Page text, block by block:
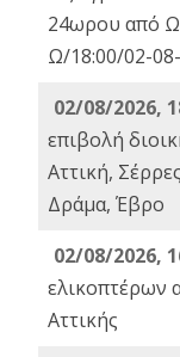
24ωρου από
Ω/18:00/02-
02/08/2026,
επιβολή
Αττική,
Δράμα, Έβρο
02/08/2026,
ελικοπτέρων
Αττικής